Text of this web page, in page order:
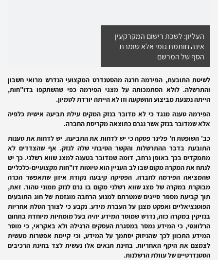
העליון: לשכת רישום המקרקעין
אינה חותמת גומי אלא שומרת
הסף של המרשם
לשיטת התובעת, הפירמה חרגה מהסטנדרט המקצועי הנדרש מרואי חשבון
והתרשלה. לולא הסתמכותה על מצגי הפירמה כפי שהשתקפו בדו"חות,
הייתה נמנעת מביצוע ההשקעה וזו לא הייתה יורדת לטמיון.
הפירמה טענה מנגד כי לא מדובר בנזק המקים עילת תביעה אישית כלפיה
אלא שמדובר בנזק אשר נגרם כתוצאה מקריסת החברה.
כב' השופטת ח' פלינר פסקה כי יש לדחות את התביעה. יש לדחות את טענות
התובעת בדבר ההתרשלות והקשר הסיבתי שלה לנזק. אף שהצדדים לא
מתמקדים בכך באופן נרחב, דומה שמדובר בטענה למצג שווא רשלני. כך יש
לנתח את המקרה מקום שבו לב העניין הוא טיוטות דו"חות מקצועיים-כלכליים
שהמציאה הפירמה לחברה. הפסיקה קיבעה נקודת איזון שתאפשר הכרה
מבוקרת במקרה של מצג שווא רשלני מקום בו גרם לנזק ממוני טהור. זאת,
תוך קביעת מספר סייגים שמטרתם למנוע הרחבה מוגזמת של חוג התובעים
הפוטנציאליים ואפקט מצנן על העברת מידע. נקבע כי לצורך הטלת אחריות
בנזיקין במקרה כזה, נדרש שמוסר המידע יהיה בעל מומחיות מיוחדת בתחום
הרלוונטי, כי המידע נמסר במסגרת העסקים הרגילה ולא באקראי, כי מוסר
המידע התכוון לכך שהניזוק יסתמך על המידע, וכי קיימת אפשרות מעשית
לצמצם את היקף האחריות. בחינת תנאים אלו נעשית לצד בחינת הרכיבים
הסטנדרטיים של עוולת הרשלנות.